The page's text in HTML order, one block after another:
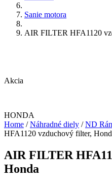
Sanie motora
AIR FILTER HFA1120
Akcia
HONDA
Home /Náhradné diely /ND
HFA1120 vzduchový filter,
AIR FILTER
Honda